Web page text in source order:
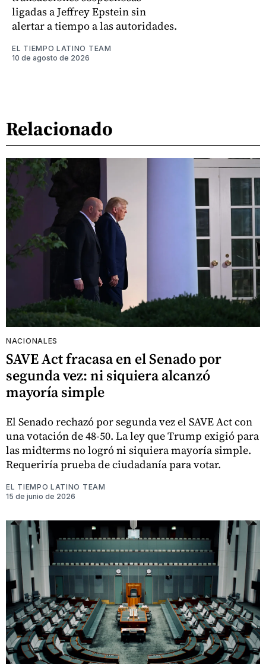
ligadas a Jeffrey Epstein sin
alertar a tiempo a las autoridades.
EL TIEMPO LATINO TEAM
10 de agosto de 2026
Relacionado
NACIONALES
SAVE Act fracasa en el Senado por
segunda vez: ni siquiera alcanzó
mayoría simple
El Senado rechazó por segunda vez el SAVE Act con
una votación de 48-50. La ley que Trump exigió para
las midterms no logró ni siquiera mayoría simple.
Requeriría prueba de ciudadanía para votar.
EL TIEMPO LATINO TEAM
15 de junio de 2026